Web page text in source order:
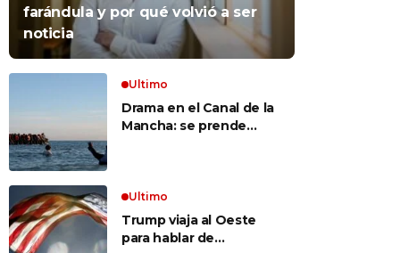
farándula y por qué volvió a ser
noticia
Ultimo
Drama en el Canal de la
Mancha: se prende
Ultimo
Trump viaja al Oeste
para hablar de